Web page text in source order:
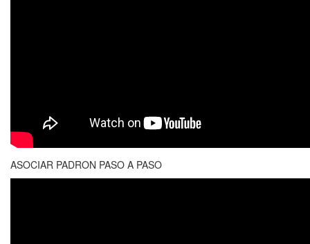
ASOCIAR PADRON PASO A PASO